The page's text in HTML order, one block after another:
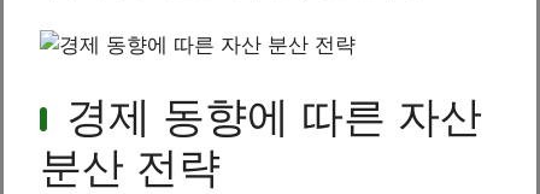
경제 동향에 따른 자산
분산 전략